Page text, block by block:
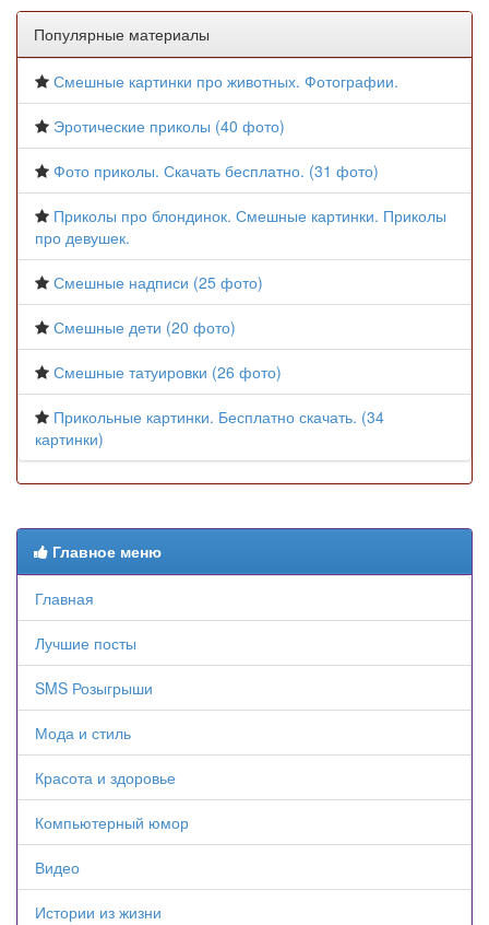
Популярные материалы
Смешные картинки про животных. Фотографии.
Эротические приколы (40 фото)
Фото приколы. Скачать бесплатно. (31 фото)
Приколы про блондинок. Смешные картинки. Приколы
про девушек.
Смешные надписи (25 фото)
Смешные дети (20 фото)
Смешные татуировки (26 фото)
Прикольные картинки. Бесплатно скачать. (34
картинки)
Главное меню
Главная
Лучшие посты
SMS Розыгрыши
Мода и стиль
Красота и здоровье
Компьютерный юмор
Видео
Истории из жизни